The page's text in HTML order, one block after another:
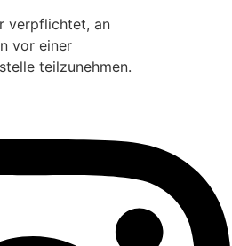
verpflichtet, an
vor einer
teilzunehmen.